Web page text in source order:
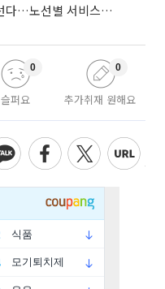
새출발 트리니티항공, 재도약 나선다…노선별 서비스 차별화
슬퍼요
0
추가취재 원해요
0